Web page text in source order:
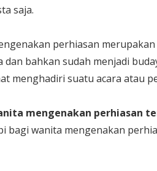
saja.
perhiasan
bahkan sudah menjadi
menghadiri suatu acara atau
mengenakan perhiasan
bagi wanita mengenakan